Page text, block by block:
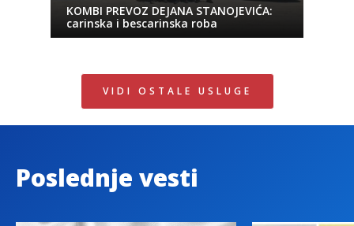
KOMBI PREVOZ DEJANA STANOJEVIĆA:
carinska i bescarinska roba
VIDI OSTALE USLUGE
Poslednje vesti